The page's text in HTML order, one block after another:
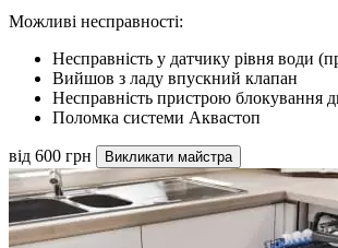
Можливі несправності:
Несправність у датчику рівня води
Вийшов з ладу впускний клапан
Несправність пристрою блокування
Поломка системи Аквастоп
від 600 грн Викликати майстра